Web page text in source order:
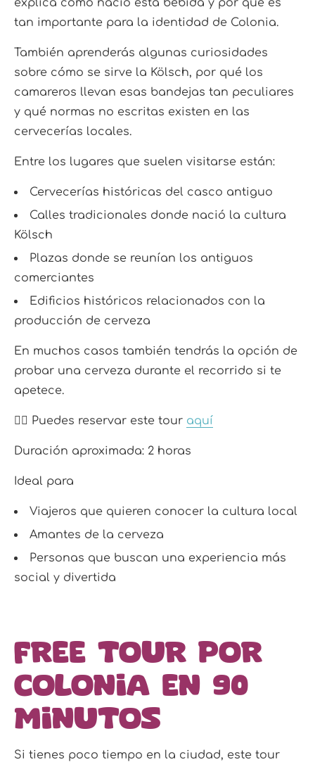
explica cómo nació esta bebida y por qué es
tan importante para la identidad de Colonia.
También aprenderás algunas curiosidades
sobre cómo se sirve la Kölsch, por qué los
camareros llevan esas bandejas tan peculiares
y qué normas no escritas existen en las
cervecerías locales.
Entre los lugares que suelen visitarse están:
Cervecerías históricas del casco antiguo
Calles tradicionales donde nació la cultura
Kölsch
Plazas donde se reunían los antiguos
comerciantes
Edificios históricos relacionados con la
producción de cerveza
En muchos casos también tendrás la opción de
probar una cerveza durante el recorrido si te
apetece.
👉🏼 Puedes reservar este tour aquí
Duración aproximada: 2 horas
Ideal para
Viajeros que quieren conocer la cultura local
Amantes de la cerveza
Personas que buscan una experiencia más
social y divertida
Free tour por
Colonia en 90
minutos
Si tienes poco tiempo en la ciudad, este tour